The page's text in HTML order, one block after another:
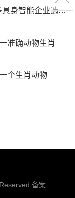
开放|界面新闻 · 科技
准确动物生肖
个生肖动物
备案: